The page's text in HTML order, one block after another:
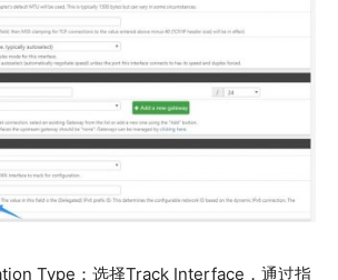
Type：选择Track Interface，通过指